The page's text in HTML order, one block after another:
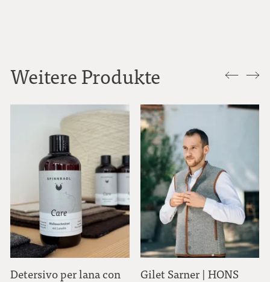
Weitere Produkte
Detersivo per lana con
Gilet Sarner | HONS